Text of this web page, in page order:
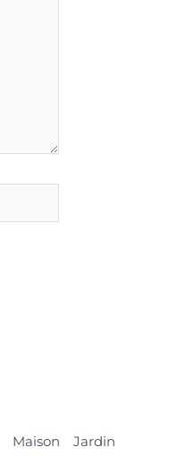
Maison Jardin